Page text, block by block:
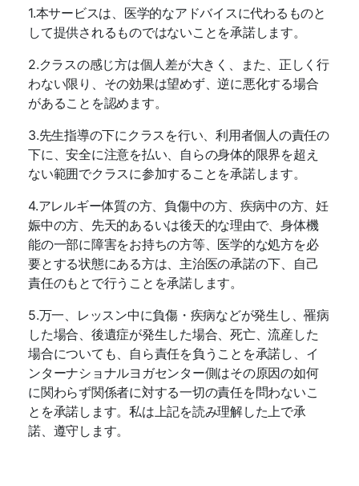
1.本サービスは、医学的なアドバイスに代わるものと
して提供されるものではないことを承諾します。
2.クラスの感じ方は個人差が大きく、また、正しく行
わない限り、その効果は望めず、逆に悪化する場合
があることを認めます。
3.先生指導の下にクラスを行い、利用者個人の責任の
下に、安全に注意を払い、自らの身体的限界を超え
ない範囲でクラスに参加することを承諾します。
4.アレルギー体質の方、負傷中の方、疾病中の方、妊
娠中の方、先天的あるいは後天的な理由で、身体機
能の一部に障害をお持ちの方等、医学的な処方を必
要とする状態にある方は、主治医の承諾の下、自己
責任のもとで行うことを承諾します。
5.万一、レッスン中に負傷・疾病などが発生し、罹病
した場合、後遺症が発生した場合、死亡、流産した
場合についても、自ら責任を負うことを承諾し、イ
ンターナショナルヨガセンター側はその原因の如何
に関わらず関係者に対する一切の責任を問わないこ
とを承諾します。私は上記を読み理解した上で承
諾、遵守します。